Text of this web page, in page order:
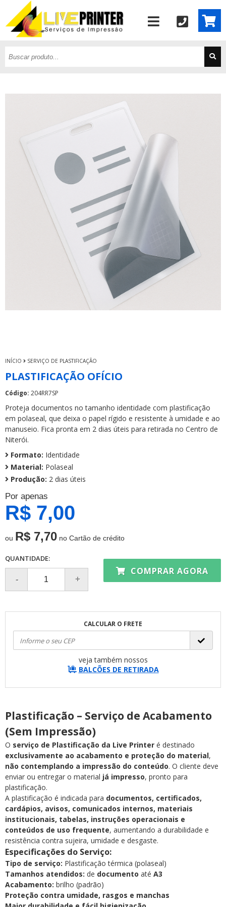
INÍCIO SERVIÇO DE PLASTIFICAÇÃO
PLASTIFICAÇÃO OFÍCIO
Código: 204RR7SP
Proteja documentos no tamanho identidade com plastificação
em polaseal, que deixa o papel rígido e resistente à umidade e ao
manuseio. Fica pronta em 2 dias úteis para retirada no Centro de
Niterói.
Formato: Identidade
Material: Polaseal
Produção: 2 dias úteis
Por apenas
R$ 7,00
ou R$ 7,70 no Cartão de crédito
QUANTIDADE:
COMPRAR AGORA
CALCULAR O FRETE
veja também nossos
BALCÕES DE RETIRADA
Plastificação – Serviço de Acabamento
(Sem Impressão)
O serviço de Plastificação da Live Printer é destinado
exclusivamente ao acabamento e proteção do material,
não contemplando a impressão do conteúdo. O cliente deve
enviar ou entregar o material já impresso, pronto para
plastificação.
A plastificação é indicada para documentos, certificados,
cardápios, avisos, comunicados internos, materiais
institucionais, tabelas, instruções operacionais e
conteúdos de uso frequente, aumentando a durabilidade e
resistência contra sujeira, umidade e desgaste.
Especificações do Serviço:
Tipo de serviço: Plastificação térmica (polaseal)
Tamanhos atendidos: de documento até A3
Acabamento: brilho (padrão)
Proteção contra umidade, rasgos e manchas